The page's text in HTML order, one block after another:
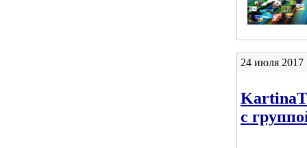
24 июля
с